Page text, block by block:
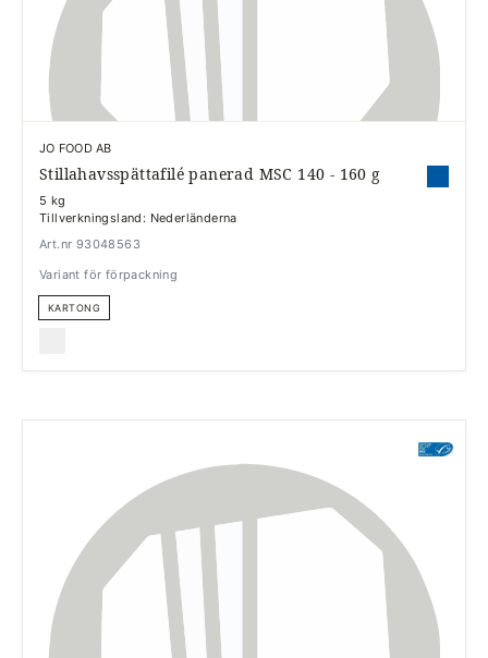
JO FOOD AB
Stillahavsspättafilé panerad MSC 140 - 160 g
5 kg
Tillverkningsland: Nederländerna
Art.nr 93048563
Variant för förpackning
KARTONG